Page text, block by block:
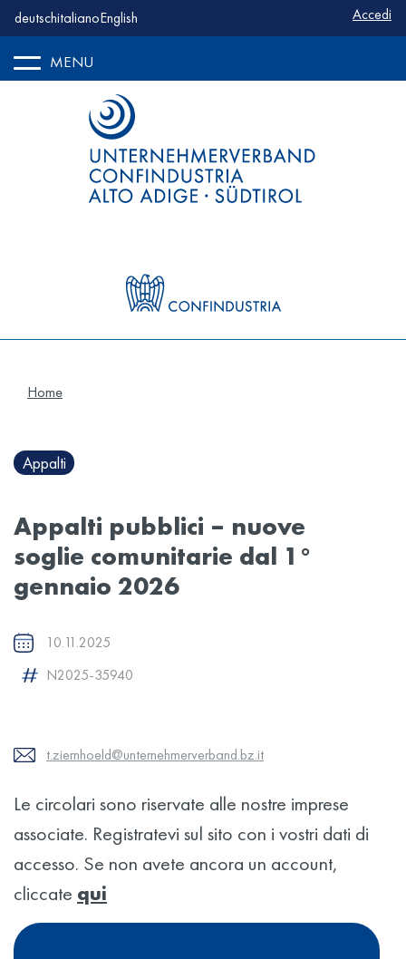
deutschitalianoEnglish Accedi
MENU
Home
Appalti
Appalti pubblici – nuove
soglie comunitarie dal 1°
gennaio 2026
10.11.2025
N2025-35940
t.ziernhoeld@unternehmerverband.bz.it
Le circolari sono riservate alle nostre imprese
associate. Registratevi sul sito con i vostri dati di
accesso. Se non avete ancora un account,
cliccate qui